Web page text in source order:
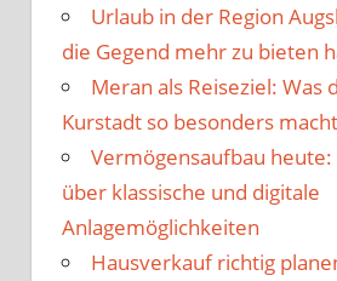
Urlaub in der Region
die Gegend mehr zu bieten
Meran als Reiseziel: Was
Kurstadt so besonders macht
Vermögensaufbau
über klassische und digitale
Anlagemöglichkeiten
Hausverkauf richtig